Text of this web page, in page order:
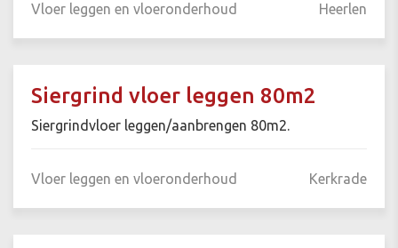
Vloer leggen en vloeronderhoud Heerlen
Siergrind vloer leggen 80m2
Siergrindvloer leggen/aanbrengen 80m2.
Vloer leggen en vloeronderhoud Kerkrade